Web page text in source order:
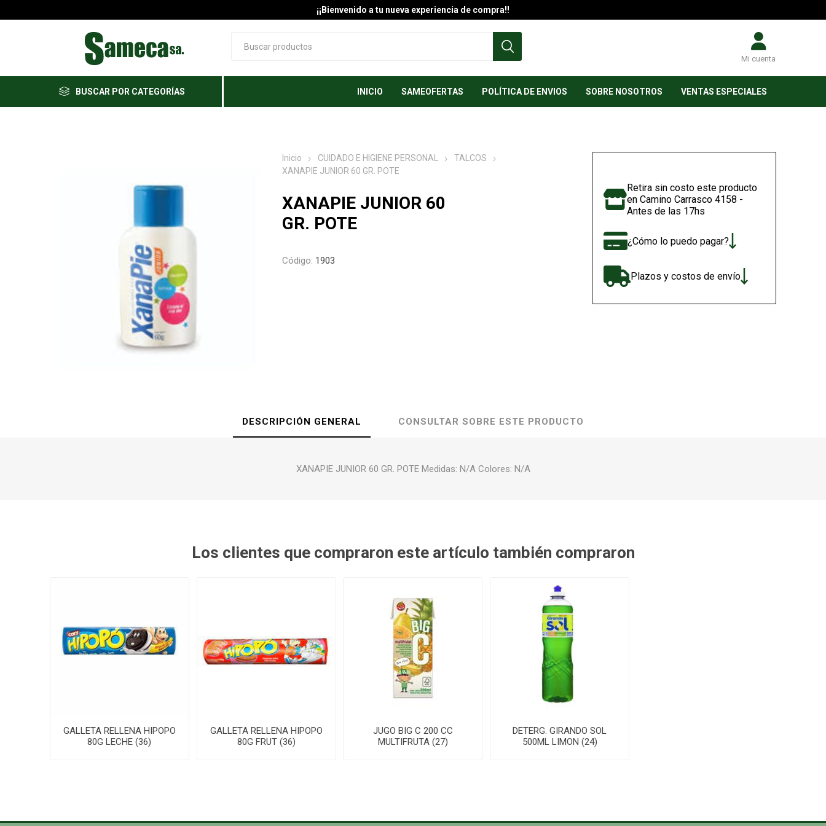
¡¡Bienvenido a tu nueva experiencia de compra!!
Mi cuenta
BUSCAR POR CATEGORÍAS INICIO SAMEOFERTAS POLÍTICA DE ENVIOS SOBRE NOSOTROS VENTAS ESPECIALES
Inicio CUIDADO E HIGIENE PERSONAL
TALCOS
XANAPIE JUNIOR 60 GR. POTE
XANAPIE JUNIOR 60
GR. POTE
Código: 1903
Retira sin costo este producto
en Camino Carrasco 4158 -
Antes de las 17hs
¿Cómo lo puedo pagar?
Plazos y costos de envío
DESCRIPCIÓN GENERAL CONSULTAR SOBRE ESTE PRODUCTO
XANAPIE JUNIOR 60 GR. POTE Medidas: N/A Colores: N/A
Los clientes que compraron este artículo también compraron
GALLETA RELLENA HIPOPO
80G LECHE (36)
GALLETA RELLENA HIPOPO
80G FRUT (36)
JUGO BIG C 200 CC
MULTIFRUTA (27)
DETERG. GIRANDO SOL
500ML LIMON (24)